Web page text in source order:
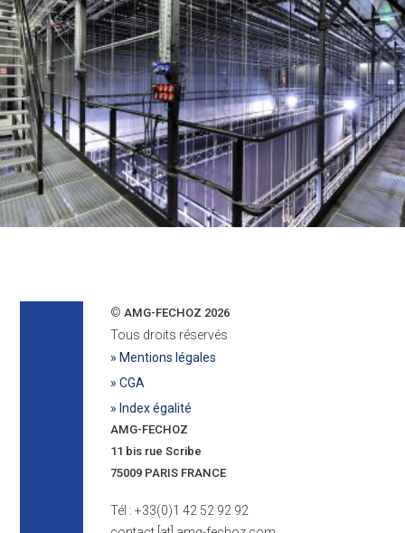
© AMG-FECHOZ 2026
Tous droits réservés
» Mentions légales
» CGA
» Index égalité
AMG-FECHOZ
11 bis rue Scribe
75009 PARIS FRANCE
Tél : +33(0)1 42 52 92 92